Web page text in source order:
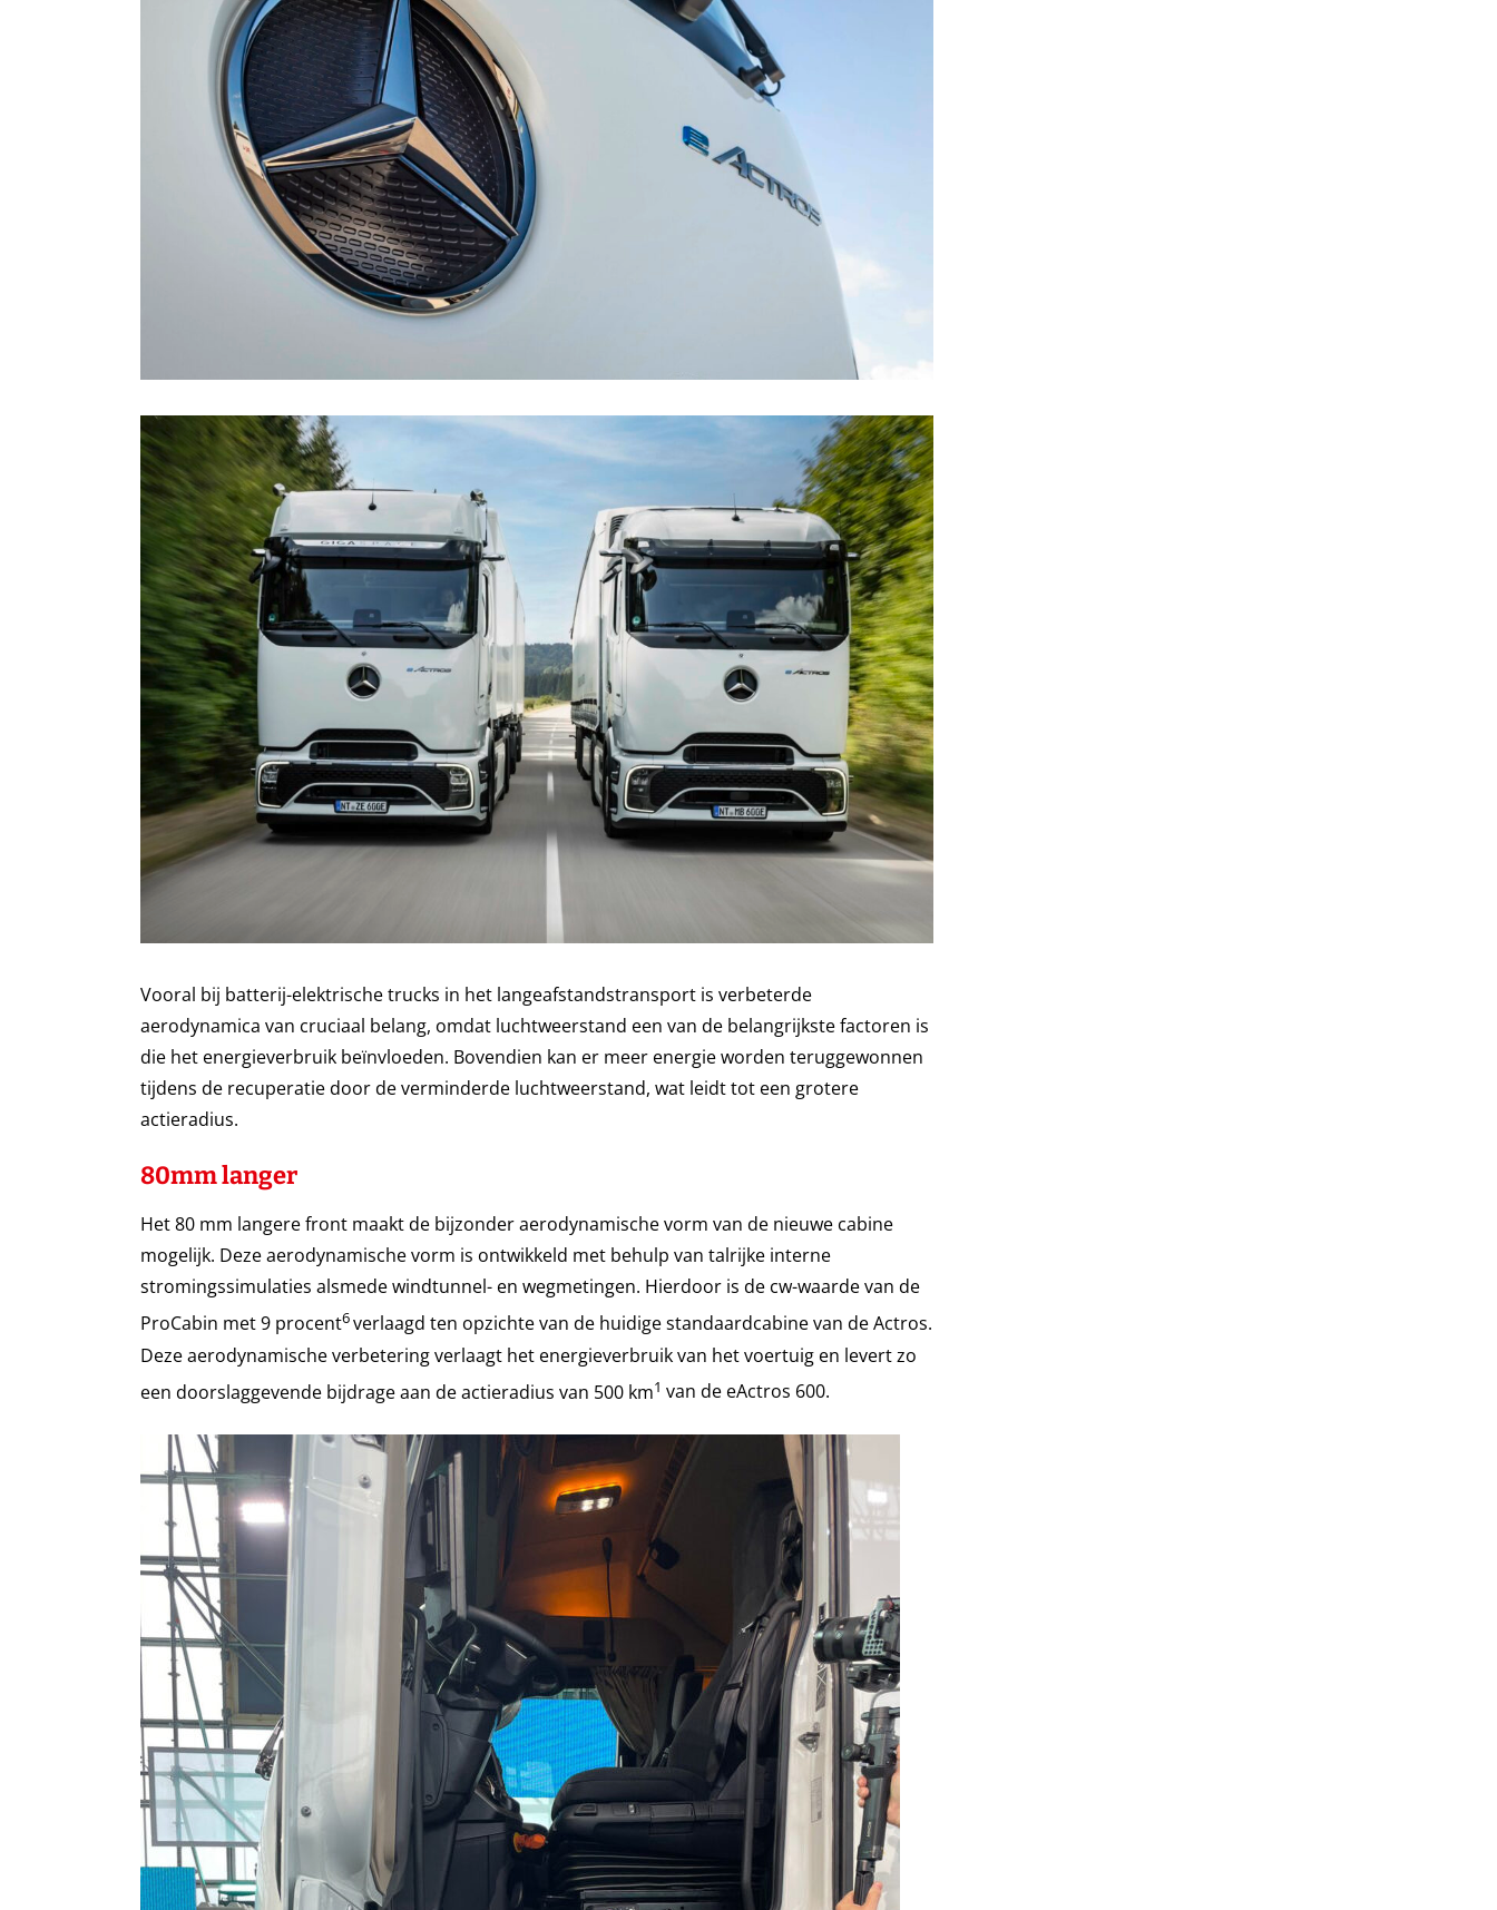
Vooral bij batterij-elektrische trucks in het langeafstandstransport is verbeterde
aerodynamica van cruciaal belang, omdat luchtweerstand een van de belangrijkste factoren is
die het energieverbruik beïnvloeden. Bovendien kan er meer energie worden teruggewonnen
tijdens de recuperatie door de verminderde luchtweerstand, wat leidt tot een grotere
actieradius.
80mm langer
Het 80 mm langere front maakt de bijzonder aerodynamische vorm van de nieuwe cabine
mogelijk. Deze aerodynamische vorm is ontwikkeld met behulp van talrijke interne
stromingssimulaties alsmede windtunnel- en wegmetingen. Hierdoor is de cw-waarde van de
ProCabin met 9 procent6verlaagd ten opzichte van de huidige standaardcabine van de Actros.
Deze aerodynamische verbetering verlaagt het energieverbruik van het voertuig en levert zo
een doorslaggevende bijdrage aan de actieradius van 500 km1 van de eActros 600.